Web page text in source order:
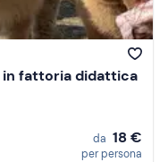
in fattoria didattica
da 18 €
per persona